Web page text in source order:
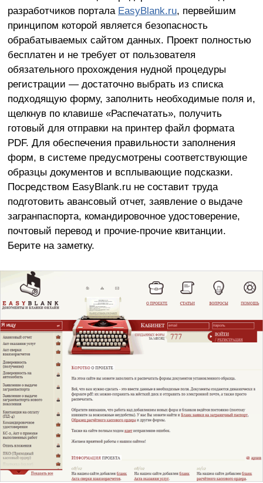
разработчиков портала EasyBlank.ru, первейшим
принципом которой является безопасность
обрабатываемых сайтом данных. Проект полностью
бесплатен и не требует от пользователя
обязательного прохождения нудной процедуры
регистрации — достаточно выбрать из списка
подходящую форму, заполнить необходимые поля и,
щелкнув по клавише «Распечатать», получить
готовый для отправки на принтер файл формата
PDF. Для обеспечения правильности заполнения
форм, в системе предусмотрены соответствующие
образцы документов и всплывающие подсказки.
Посредством EasyBlank.ru не составит труда
подготовить авансовый отчет, заявление о выдаче
загранпаспорта, командировочное удостоверение,
почтовый перевод и прочие-прочие квитанции.
Берите на заметку.